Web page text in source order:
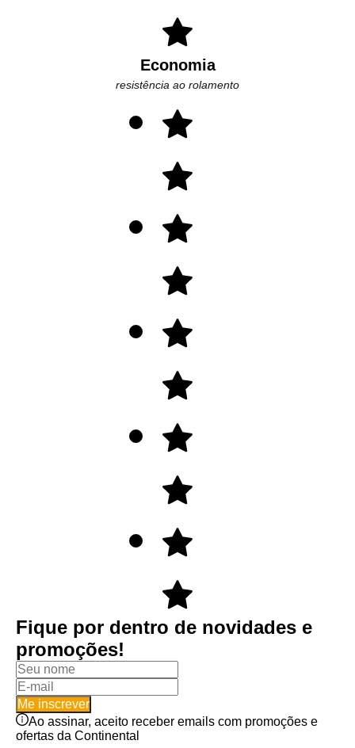
Economia
resistência ao rolamento
Fique por dentro de novidades e
promoções!
Me inscrever
Ao assinar, aceito receber emails com promoções e
ofertas da Continental